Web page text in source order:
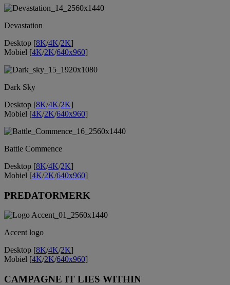
Devastation
Desktop [8K/4K/2K]
Mobiel [4K/2K/640x960]
Dark Sky
Desktop [8K/4K/2K]
Mobiel [4K/2K/640x960]
Battle Commence
Desktop [8K/4K/2K]
Mobiel [4K/2K/640x960]
PREDATORMERK
Accent logo
Desktop [8K/4K/2K]
Mobiel [4K/2K/640x960]
CAMPAGNE IT LIES WITHIN